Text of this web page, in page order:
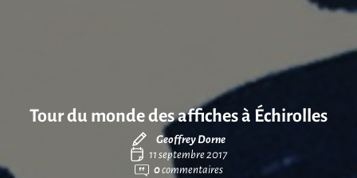
Tour du monde des affiches à Échirolles
Geoffrey Dorne
11 septembre 2017
0commentaires